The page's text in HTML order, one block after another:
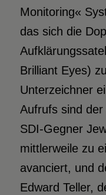
Monitoring«
das sich die
Brilliant Eyes)
Unterzeichner
Aufrufs sind
SDI-Gegner
mittlerweile zu
avanciert, und
Edward Teller,